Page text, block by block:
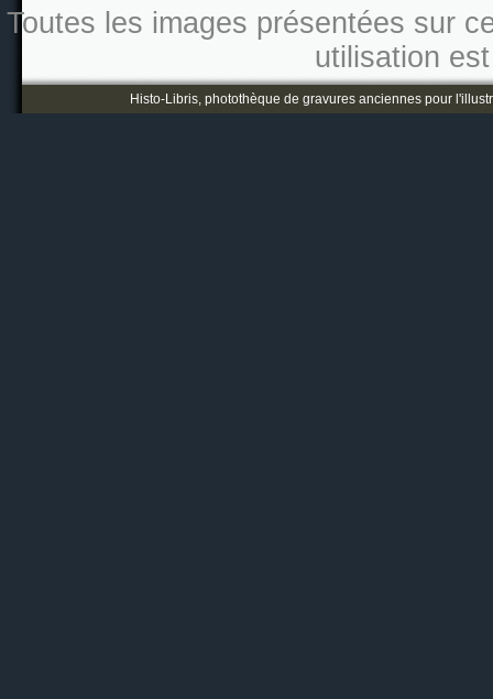
Toutes les images présentées sur
utilisation
Histo-Libris, photothèque de gravures anciennes pour